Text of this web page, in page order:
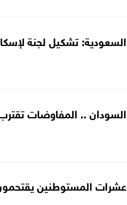
السعودية: تشكيل لجنة
السودان .. المفاوضات
عشرات المستوطنين